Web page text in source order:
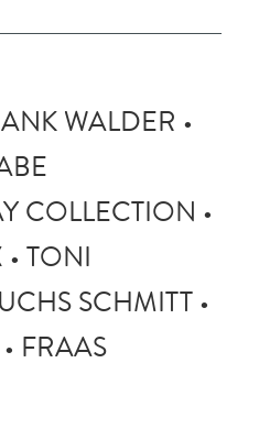
WALDER •
COLLECTION •
• TONI
SCHMITT •
FRAAS